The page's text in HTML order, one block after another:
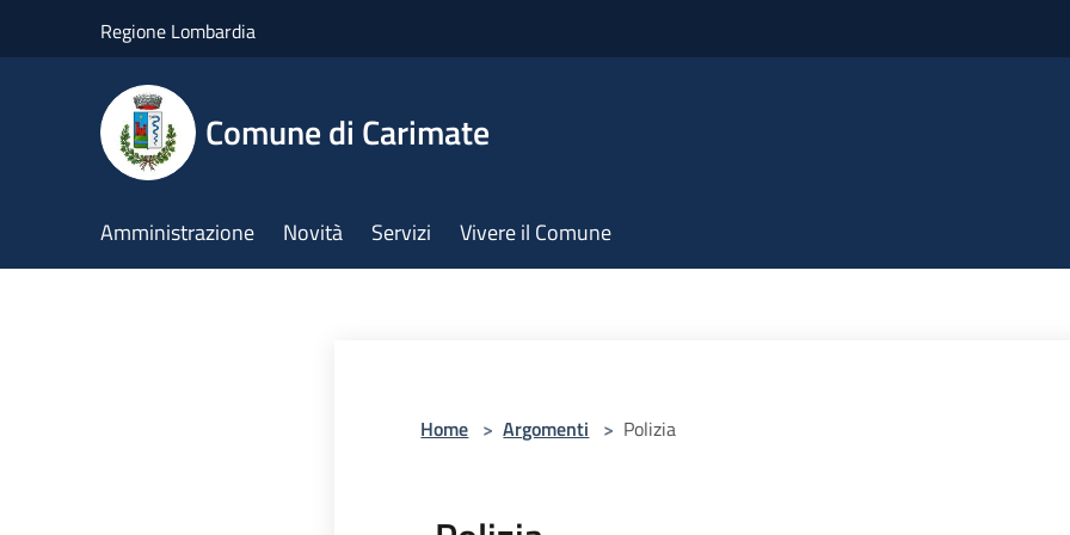
Regione Lombardia
Comune di Carimate
Amministrazione Novità Servizi Vivere il Comune
Home > Argomenti > Polizia